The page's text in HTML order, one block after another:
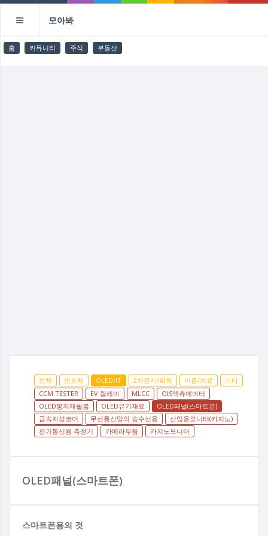
모아봐
홈 커뮤니티 주식 부동산
전체 반도체 OLED/IT 2차전지/화학 미용/의료
기타
CCM TESTER
EV 릴레이 MLCC
OIS액츄에이터
OLED봉지재필름
OLED유기재료
OLED패널(스마트폰)
금속자성코어
무선통신망의 송수신용
산업용모니터(카지노)
전기통신용 측정기
카메라부품 카지노모니터
OLED패널(스마트폰)
스마트폰용의 것